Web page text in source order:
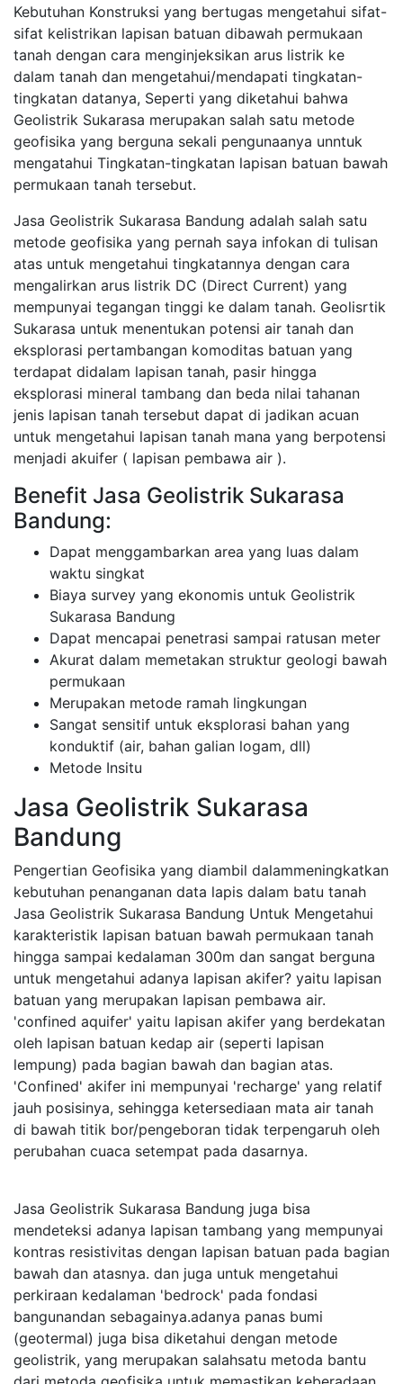
Kebutuhan Konstruksi yang bertugas mengetahui sifat-
sifat kelistrikan lapisan batuan dibawah permukaan
tanah dengan cara menginjeksikan arus listrik ke
dalam tanah dan mengetahui/mendapati tingkatan-
tingkatan datanya, Seperti yang diketahui bahwa
Geolistrik Sukarasa merupakan salah satu metode
geofisika yang berguna sekali pengunaanya unntuk
mengatahui Tingkatan-tingkatan lapisan batuan bawah
permukaan tanah tersebut.
Jasa Geolistrik Sukarasa Bandung adalah salah satu
metode geofisika yang pernah saya infokan di tulisan
atas untuk mengetahui tingkatannya dengan cara
mengalirkan arus listrik DC (Direct Current) yang
mempunyai tegangan tinggi ke dalam tanah. Geolisrtik
Sukarasa untuk menentukan potensi air tanah dan
eksplorasi pertambangan komoditas batuan yang
terdapat didalam lapisan tanah, pasir hingga
eksplorasi mineral tambang dan beda nilai tahanan
jenis lapisan tanah tersebut dapat di jadikan acuan
untuk mengetahui lapisan tanah mana yang berpotensi
menjadi akuifer ( lapisan pembawa air ).
Benefit Jasa Geolistrik Sukarasa
Bandung:
Dapat menggambarkan area yang luas dalam
waktu singkat
Biaya survey yang ekonomis untuk Geolistrik
Sukarasa Bandung
Dapat mencapai penetrasi sampai ratusan meter
Akurat dalam memetakan struktur geologi bawah
permukaan
Merupakan metode ramah lingkungan
Sangat sensitif untuk eksplorasi bahan yang
konduktif (air, bahan galian logam, dll)
Metode Insitu
Jasa Geolistrik Sukarasa
Bandung
Pengertian Geofisika yang diambil dalammeningkatkan
kebutuhan penanganan data lapis dalam batu tanah
Jasa Geolistrik Sukarasa Bandung Untuk Mengetahui
karakteristik lapisan batuan bawah permukaan tanah
hingga sampai kedalaman 300m dan sangat berguna
untuk mengetahui adanya lapisan akifer? yaitu lapisan
batuan yang merupakan lapisan pembawa air.
'confined aquifer' yaitu lapisan akifer yang berdekatan
oleh lapisan batuan kedap air (seperti lapisan
lempung) pada bagian bawah dan bagian atas.
'Confined' akifer ini mempunyai 'recharge' yang relatif
jauh posisinya, sehingga ketersediaan mata air tanah
di bawah titik bor/pengeboran tidak terpengaruh oleh
perubahan cuaca setempat pada dasarnya.
Jasa Geolistrik Sukarasa Bandung juga bisa
mendeteksi adanya lapisan tambang yang mempunyai
kontras resistivitas dengan lapisan batuan pada bagian
bawah dan atasnya. dan juga untuk mengetahui
perkiraan kedalaman 'bedrock' pada fondasi
bangunandan sebagainya.adanya panas bumi
(geotermal) juga bisa diketahui dengan metode
geolistrik, yang merupakan salahsatu metoda bantu